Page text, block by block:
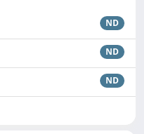
ND
ND
ND